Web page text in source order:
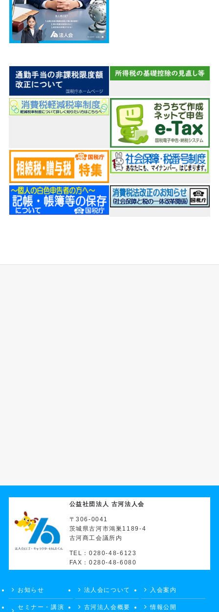
公益社団法人 古河法人会
〒306-0041
茨城県古河市鴻巣1189-4
古河商工会議所内
TEL：0280-48-6123
FAX：0280-48-6080
お知らせ
セミナー・講演
法人会について
古河法人会概要
入会案内
情報公開